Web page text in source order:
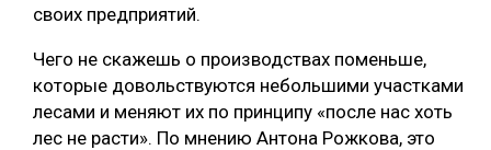
своих предприятий.
Чего не скажешь о производствах поменьше,
которые довольствуются небольшими участками
лесами и меняют их по принципу «после нас хоть
лес не расти». По мнению Антона Рожкова, это